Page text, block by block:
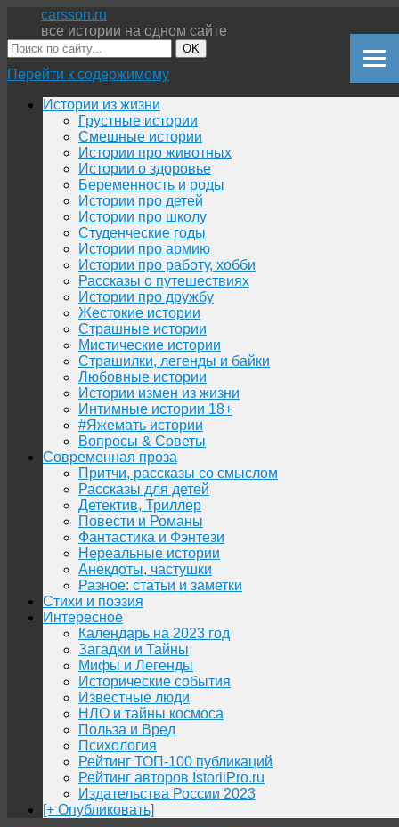
carsson.ru
все истории на одном сайте
OK
Перейти к содержимому
Истории из жизни
Грустные истории
Смешные истории
Истории про животных
Истории о здоровье
Беременность и роды
Истории про детей
Истории про школу
Студенческие годы
Истории про армию
Истории про работу, хобби
Рассказы о путешествиях
Истории про дружбу
Жестокие истории
Страшные истории
Мистические истории
Страшилки, легенды и байки
Любовные истории
Истории измен из жизни
Интимные истории 18+
#Яжемать истории
Вопросы & Советы
Современная проза
Притчи, рассказы со смыслом
Рассказы для детей
Детектив, Триллер
Повести и Романы
Фантастика и Фэнтези
Нереальные истории
Анекдоты, частушки
Разное: статьи и заметки
Стихи и поэзия
Интересное
Календарь на 2023 год
Загадки и Тайны
Мифы и Легенды
Исторические события
Известные люди
НЛО и тайны космоса
Польза и Вред
Психология
Рейтинг ТОП-100 публикаций
Рейтинг авторов IstoriiPro.ru
Издательства России 2023
[+ Опубликовать]